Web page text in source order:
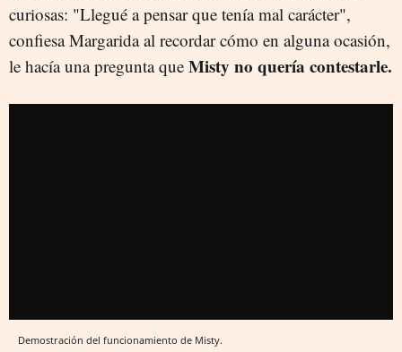
curiosas: "Llegué a pensar que tenía mal carácter",
confiesa Margarida al recordar cómo en alguna ocasión,
le hacía una pregunta que Misty no quería contestarle.
Demostración del funcionamiento de Misty.